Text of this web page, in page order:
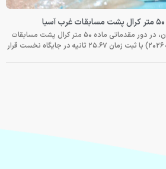
هومر عباسی، شناگر تیم ملی ایران، در دور مقدماتی ماده ۵۰ متر کرال پشت مسابقات